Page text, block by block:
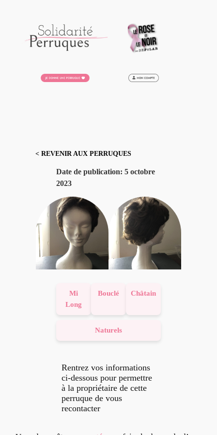
contenu
< REVENIR AUX PERRUQUES
Date de publication: 5 octobre
2023
Mi
Long
Bouclé Châtain
Naturels
Rentrez vos informations
ci-dessous pour permettre
à la propriétaire de cette
perruque de vous
recontacter